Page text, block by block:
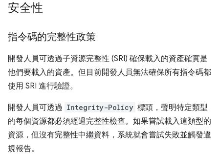
安全性
指令碼的完整性政策
開發人員可透過子資源完整性 (SRI) 確保載入的資產確實是
他們要載入的資產。但目前開發人員無法確保所有指令碼都
使用 SRI 進行驗證。
開發人員可透過 Integrity-Policy 標頭，聲明特定類型
的每個資源都必須經過完整性檢查。如果嘗試載入這類型的
資源，但沒有完整性中繼資料，系統就會嘗試失敗並觸發違
規報告。